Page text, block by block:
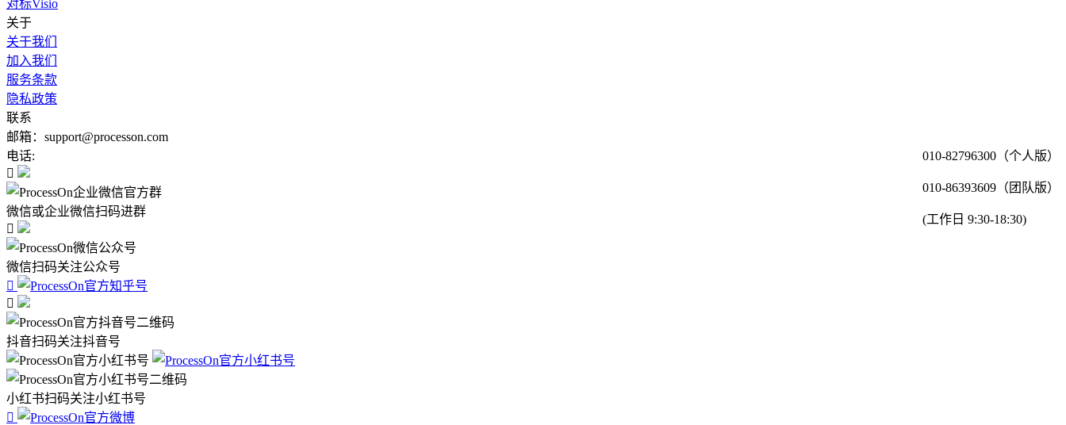
对标Visio
关于
关于我们
加入我们
服务条款
隐私政策
联系
邮箱：support@processon.com
电话:
010-82796300（个人版）
010-86393609（团队版）
(工作日 9:30-18:30)

微信或企业微信扫码进群

微信扫码关注公众号


抖音扫码关注抖音号
小红书扫码关注小红书号
